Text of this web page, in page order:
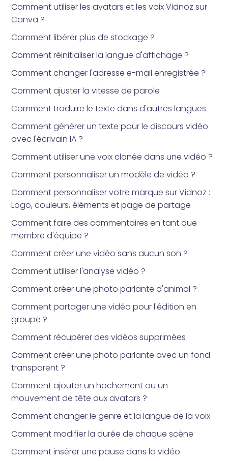
Comment utiliser les avatars et les voix Vidnoz sur
Canva ?
Comment libérer plus de stockage ?
Comment réinitialiser la langue d'affichage ?
Comment changer l'adresse e-mail enregistrée ?
Comment ajuster la vitesse de parole
Comment traduire le texte dans d'autres langues
Comment générer un texte pour le discours vidéo
avec l'écrivain IA ?
Comment utiliser une voix clonée dans une vidéo ?
Comment personnaliser un modèle de vidéo ?
Comment personnaliser votre marque sur Vidnoz :
Logo, couleurs, éléments et page de partage
Comment faire des commentaires en tant que
membre d'équipe ?
Comment créer une vidéo sans aucun son ?
Comment utiliser l'analyse vidéo ?
Comment créer une photo parlante d'animal ?
Comment partager une vidéo pour l'édition en
groupe ?
Comment récupérer des vidéos supprimées
Comment créer une photo parlante avec un fond
transparent ?
Comment ajouter un hochement ou un
mouvement de tête aux avatars ?
Comment changer le genre et la langue de la voix
Comment modifier la durée de chaque scène
Comment insérer une pause dans la vidéo